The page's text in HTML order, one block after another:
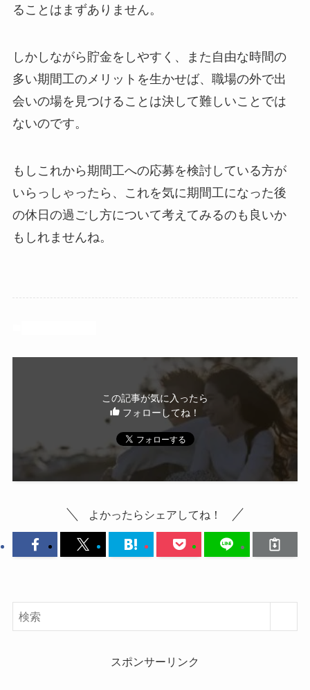
ることはまずありません。
しかしながら貯金をしやすく、また自由な時間の
多い期間工のメリットを生かせば、職場の外で出
会いの場を見つけることは決して難しいことでは
ないのです。
もしこれから期間工への応募を検討している方が
いらっしゃったら、これを気に期間工になった後
の休日の過ごし方について考えてみるのも良いか
もしれませんね。
この記事が気に入ったら
フォローしてね！
よかったらシェアしてね！
スポンサーリンク